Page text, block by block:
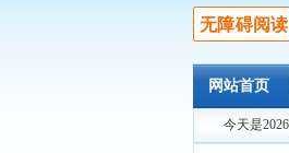
无障碍阅读
网站首页
今天是